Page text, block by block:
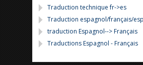
Traduction technique fr->es
Traduction espagnol/français/
traduction Espagnol--> Français
Traductions Espagnol - Français